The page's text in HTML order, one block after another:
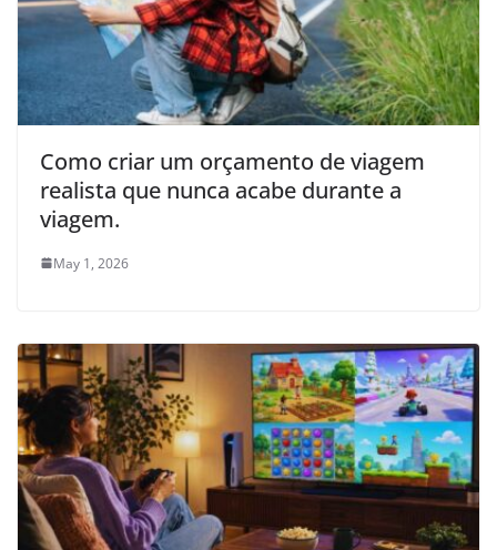
Como criar um orçamento de viagem
realista que nunca acabe durante a
viagem.
May 1, 2026